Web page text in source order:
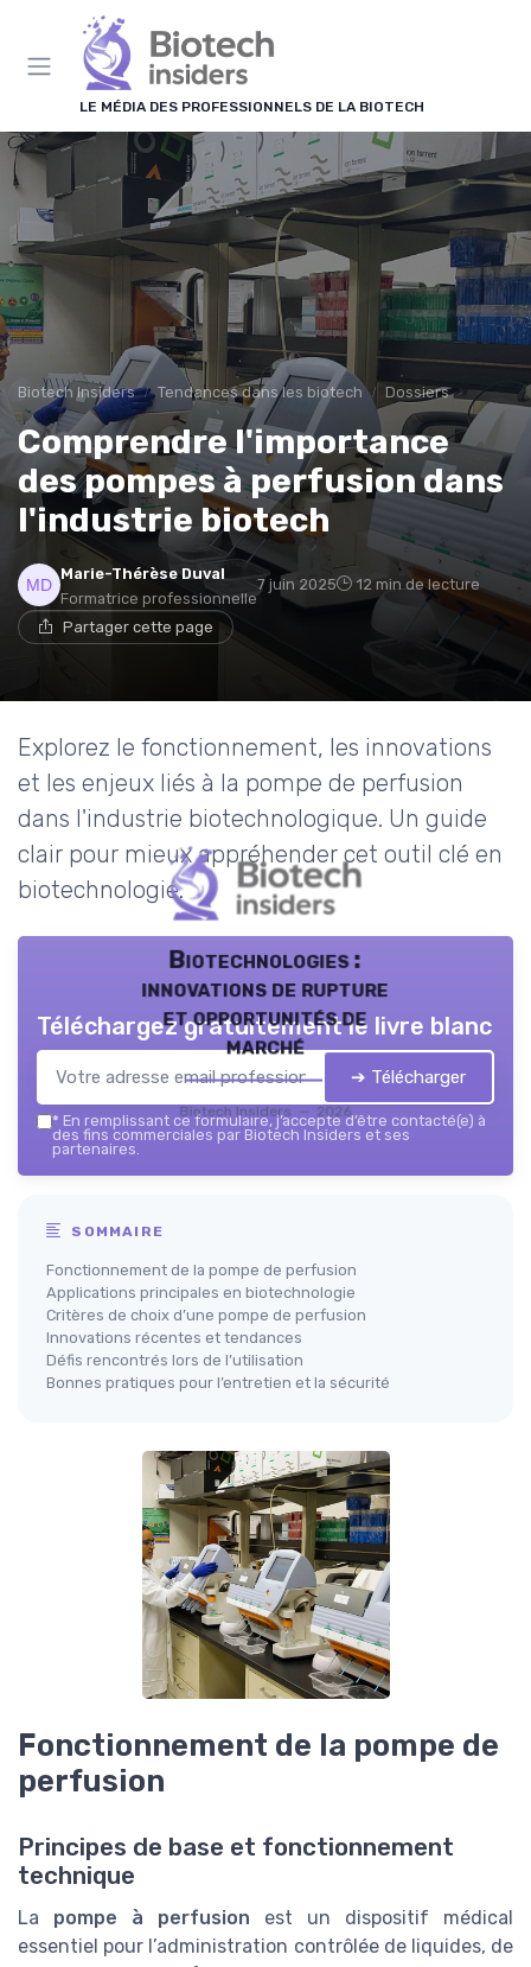
LE MÉDIA DES PROFESSIONNELS DE LA BIOTECH
Biotech Insiders Tendances dans les biotech Dossiers
Comprendre l'importance
des pompes à perfusion dans
l'industrie biotech
Marie-Thérèse Duval
Formatrice professionnelle
7 juin 2025 12 min de lecture
Partager cette page
Explorez le fonctionnement, les innovations
et les enjeux liés à la pompe de perfusion
dans l'industrie biotechnologique. Un guide
clair pour mieux appréhender cet outil clé en
biotechnologie.
Biotechnologies :
innovations de rupture
et opportunités de
marché
Biotech Insiders — 2026
Téléchargez gratuitement le livre blanc
➔ Télécharger
* En remplissant ce formulaire, j’accepte d’être contacté(e) à
des fins commerciales par Biotech Insiders et ses
partenaires.
SOMMAIRE
Fonctionnement de la pompe de perfusion
Applications principales en biotechnologie
Critères de choix d’une pompe de perfusion
Innovations récentes et tendances
Défis rencontrés lors de l’utilisation
Bonnes pratiques pour l’entretien et la sécurité
Fonctionnement de la pompe de
perfusion
Principes de base et fonctionnement
technique
La pompe à perfusion est un dispositif médical
essentiel pour l’administration contrôlée de liquides, de
Panneau de gestion des cookies